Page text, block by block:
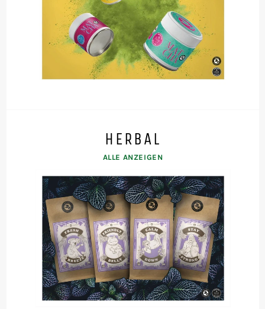
HERBAL
ALLE ANZEIGEN